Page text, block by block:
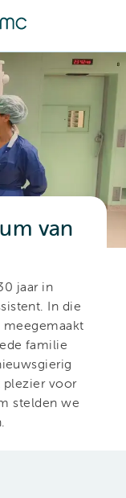
van
jaar in
In die
familie
plezier voor
stelden we